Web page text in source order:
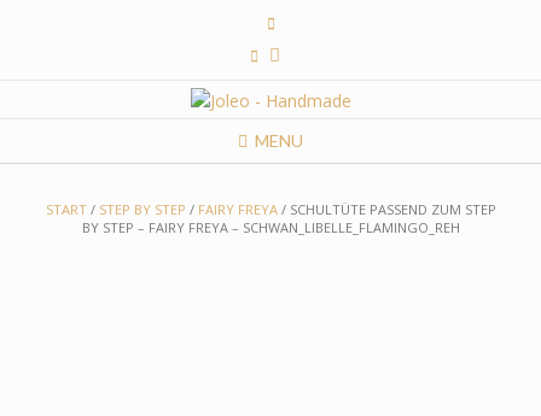
MENU
START/ STEP BY STEP / FAIRY FREYA/ SCHULTÜTE PASSEND ZUM STEP
BY STEP – FAIRY FREYA – SCHWAN_LIBELLE_FLAMINGO_REH